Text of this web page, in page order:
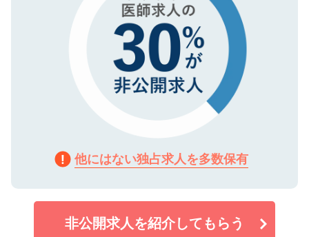
他にはない独占求人を多数保有
非公開求人を紹介してもらう